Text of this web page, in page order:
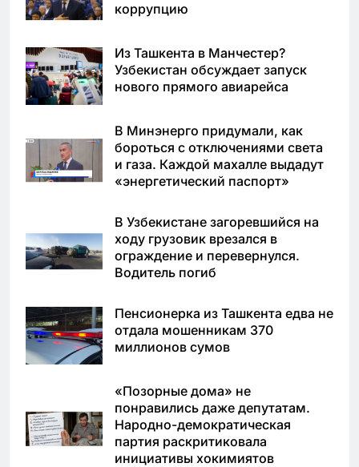
коррупцию
Из Ташкента в Манчестер?
Узбекистан обсуждает запуск
нового прямого авиарейса
В Минэнерго придумали, как
бороться с отключениями света
и газа. Каждой махалле выдадут
«энергетический паспорт»
В Узбекистане загоревшийся на
ходу грузовик врезался в
ограждение и перевернулся.
Водитель погиб
Пенсионерка из Ташкента едва не
отдала мошенникам 370
миллионов сумов
«Позорные дома» не
понравились даже депутатам.
Народно-демократическая
партия раскритиковала
инициативы хокимиятов